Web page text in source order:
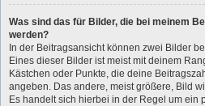
Was sind das für Bilder, die bei meinem
werden?
In der Beitragsansicht können zwei Bilder
Eines dieser Bilder ist meist mit deinem
Kästchen oder Punkte, die deine
angeben. Das andere, meist größere, Bild
Es handelt sich hierbei in der Regel um ein